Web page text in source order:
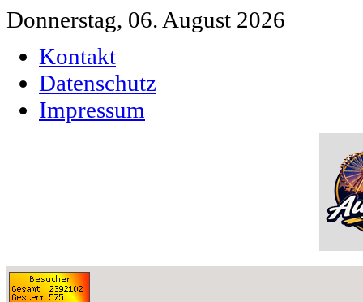
Donnerstag, 06. August 2026
Kontakt
Datenschutz
Impressum